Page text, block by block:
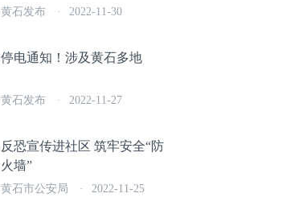
议 抓牢抓实疫情防控 守牢安
黄石发布 · 2022-11-30
停电通知！涉及黄石多地
黄石发布 · 2022-11-27
反恐宣传进社区 筑牢安全“防
火墙”
黄石市公安局 · 2022-11-25